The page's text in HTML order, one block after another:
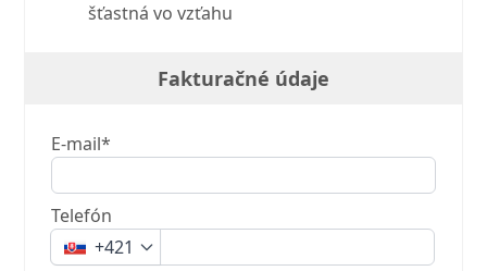
šťastná vo vzťahu
Fakturačné údaje
E-mail*
Telefón
+421